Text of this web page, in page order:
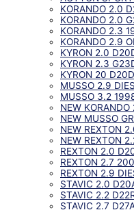
KORANDO 2.0
KORANDO 2.0
KORANDO 2.3
KORANDO 2.9
KYRON 2.0
KYRON 2.3
KYRON 20
MUSSO 2.9
MUSSO 3.2
NEW
NEW MUSSO
NEW REXTON
NEW REXTON
REXTON 2.0
REXTON 2.7
REXTON 2.9
STAVIC 2.0
STAVIC 2.2
STAVIC 2.7